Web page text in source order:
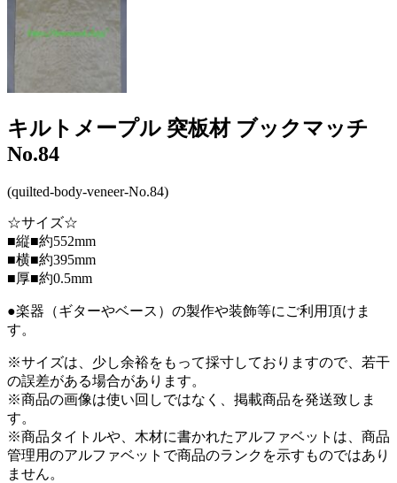
キルトメープル 突板材 ブックマッチ
No.84
(quilted-body-veneer-No.84)
☆サイズ☆
■縦■約552mm
■横■約395mm
■厚■約0.5mm
●楽器（ギターやベース）の製作や装飾等にご利用頂けま
す。
※サイズは、少し余裕をもって採寸しておりますので、若干
の誤差がある場合があります。
※商品の画像は使い回しではなく、掲載商品を発送致しま
す。
※商品タイトルや、木材に書かれたアルファベットは、商品
管理用のアルファベットで商品のランクを示すものではあり
ません。